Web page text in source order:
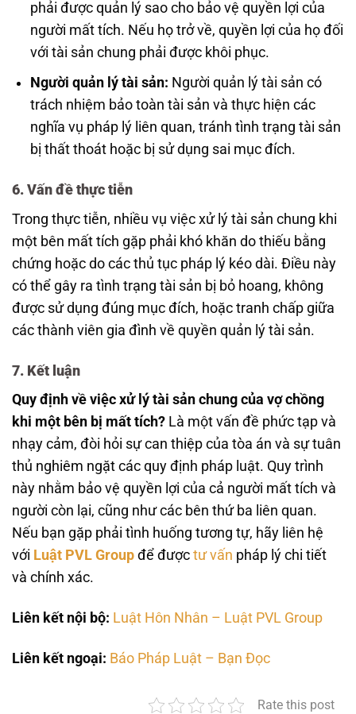
phải được quản lý sao cho bảo vệ quyền lợi của
người mất tích. Nếu họ trở về, quyền lợi của họ đối
với tài sản chung phải được khôi phục.
Người quản lý tài sản: Người quản lý tài sản có
trách nhiệm bảo toàn tài sản và thực hiện các
nghĩa vụ pháp lý liên quan, tránh tình trạng tài sản
bị thất thoát hoặc bị sử dụng sai mục đích.
6. Vấn đề thực tiễn
Trong thực tiễn, nhiều vụ việc xử lý tài sản chung khi
một bên mất tích gặp phải khó khăn do thiếu bằng
chứng hoặc do các thủ tục pháp lý kéo dài. Điều này
có thể gây ra tình trạng tài sản bị bỏ hoang, không
được sử dụng đúng mục đích, hoặc tranh chấp giữa
các thành viên gia đình về quyền quản lý tài sản.
7. Kết luận
Quy định về việc xử lý tài sản chung của vợ chồng
khi một bên bị mất tích? Là một vấn đề phức tạp và
nhạy cảm, đòi hỏi sự can thiệp của tòa án và sự tuân
thủ nghiêm ngặt các quy định pháp luật. Quy trình
này nhằm bảo vệ quyền lợi của cả người mất tích và
người còn lại, cũng như các bên thứ ba liên quan.
Nếu bạn gặp phải tình huống tương tự, hãy liên hệ
với Luật PVL Group để được tư vấn pháp lý chi tiết
và chính xác.
Liên kết nội bộ: Luật Hôn Nhân – Luật PVL Group
Liên kết ngoại: Báo Pháp Luật – Bạn Đọc
Rate this post